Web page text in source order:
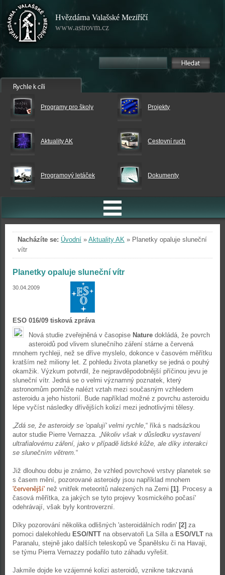
Hvězdárna Valašské Meziříčí
www.astrovm.cz
Programy pro školy Projekty
Aktuality AK Cestovní ruch
Programový letáček Dokumenty
Nacházíte se: Úvodní » Aktuality AK » Planetky opaluje sluneční
vítr
Planetky opaluje sluneční vítr
30.04.2009
ESO 016/09 tisková zpráva
Nová studie zveřejněná v časopise Nature dokládá, že povrch
asteroidů pod vlivem slunečního záření stárne a červená
mnohem rychleji, než se dříve myslelo, dokonce v časovém měřítku
kratším než miliony let. Z pohledu života planetky se jedná o pouhý
okamžik. Výzkum potvrdil, že nejpravděpodobnější příčinou jevu je
sluneční vítr. Jedná se o velmi významný poznatek, který
astronomům pomůže nalézt vztah mezi současným vzhledem
asteroidu a jeho historií. Bude například možné z povrchu asteroidu
lépe vyčíst následky dřívějších kolizí mezi jednotlivými tělesy.
„Zdá se, že asteroidy se 'opalují' velmi rychle,“ říká s nadsázkou
autor studie Pierre Vernazza. „Nikoliv však v důsledku vystavení
ultrafialovému záření, jako v případě lidské kůže, ale díky interakci
se slunečním větrem.“
Již dlouhou dobu je známo, že vzhled povrchové vrstvy planetek se
s časem mění, pozorované asteroidy jsou například mnohem
'červenější' než vnitřek meteoritů nalezených na Zemi [1] . Procesy a
časová měřítka, za jakých se tyto projevy 'kosmického počasí'
odehrávají, však byly kontroverzní.
Díky pozorování několika odlišných 'asteroidálních rodin' [2] za
pomoci dalekohledu ESO/NTT na observatoři La Silla a ESO/VLT na
Paranalu, stejně jako dalších teleskopů ve Španělsku či na Havaji,
se týmu Pierra Vernazzy podařilo tuto záhadu vyřešit.
Jakmile dojde ke vzájemné kolizi asteroidů, vznikne takzvaná